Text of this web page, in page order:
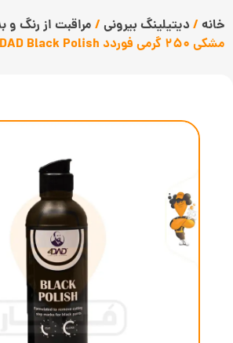
خانه / دیتیلینگ بیرونی / مراقبت از رنگ و
مشکی 250 گرمی فوردد 4DAD Black Polish